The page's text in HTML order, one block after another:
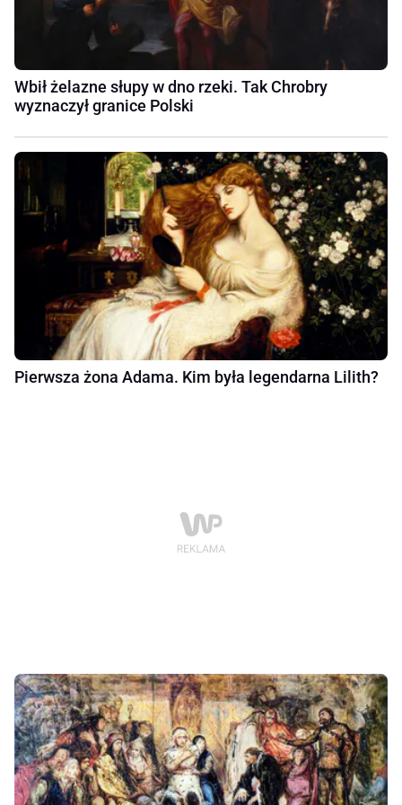
Wbił żelazne słupy w dno rzeki. Tak Chrobry
wyznaczył granice Polski
Pierwsza żona Adama. Kim była legendarna Lilith?